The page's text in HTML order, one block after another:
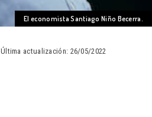
El economista Santiago Niño Becerra.
Última actualización: 26/05/2022